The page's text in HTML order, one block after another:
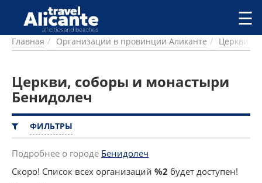
Перейти к основному содержанию
ГОРОДА
ПИТАНИЕ
ПРОЖИВАНИЕ
ПЛЯЖИ
ДОСТОПРИМЕЧАТЕЛЬНОСТИ
КЕМПИНГ
КОМАРКИ (РАЙОНЫ)
РЕЦЕПТЫ
☰
Главная Организации в провинции Аликанте Церкви,
Церкви, соборы и монастыри
Бенидолеч
ФИЛЬТРЫ
Подробнее о городе Бенидолеч
Скоро! Список всех организаций %2 будет доступен!